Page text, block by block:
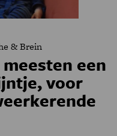
& Brein
een
voor